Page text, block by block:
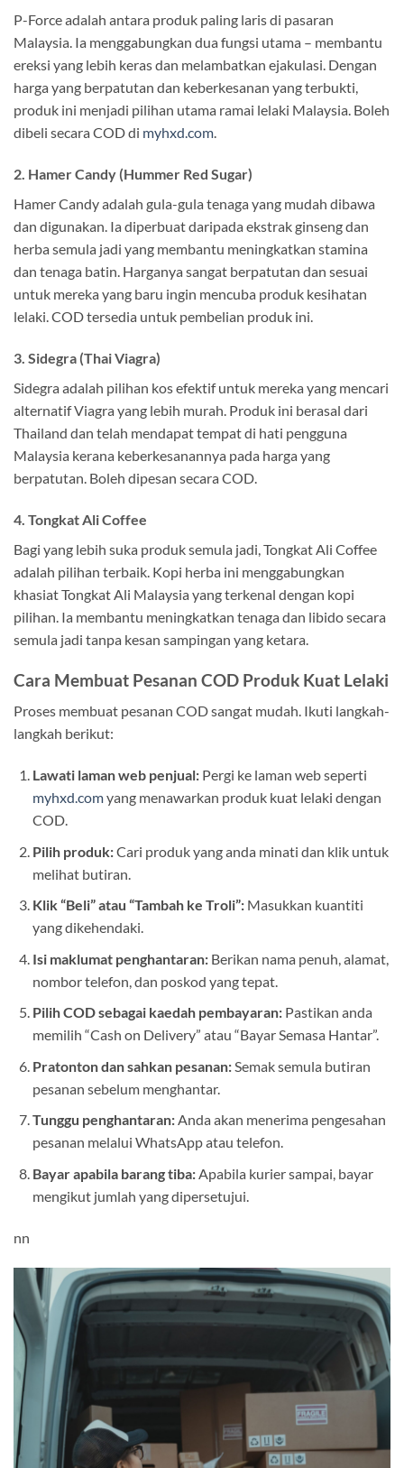
P-Force adalah antara produk paling laris di pasaran
Malaysia. Ia menggabungkan dua fungsi utama – membantu
ereksi yang lebih keras dan melambatkan ejakulasi. Dengan
harga yang berpatutan dan keberkesanan yang terbukti,
produk ini menjadi pilihan utama ramai lelaki Malaysia. Boleh
dibeli secara COD di myhxd.com.
2. Hamer Candy (Hummer Red Sugar)
Hamer Candy adalah gula-gula tenaga yang mudah dibawa
dan digunakan. Ia diperbuat daripada ekstrak ginseng dan
herba semula jadi yang membantu meningkatkan stamina
dan tenaga batin. Harganya sangat berpatutan dan sesuai
untuk mereka yang baru ingin mencuba produk kesihatan
lelaki. COD tersedia untuk pembelian produk ini.
3. Sidegra (Thai Viagra)
Sidegra adalah pilihan kos efektif untuk mereka yang mencari
alternatif Viagra yang lebih murah. Produk ini berasal dari
Thailand dan telah mendapat tempat di hati pengguna
Malaysia kerana keberkesanannya pada harga yang
berpatutan. Boleh dipesan secara COD.
4. Tongkat Ali Coffee
Bagi yang lebih suka produk semula jadi, Tongkat Ali Coffee
adalah pilihan terbaik. Kopi herba ini menggabungkan
khasiat Tongkat Ali Malaysia yang terkenal dengan kopi
pilihan. Ia membantu meningkatkan tenaga dan libido secara
semula jadi tanpa kesan sampingan yang ketara.
Cara Membuat Pesanan COD Produk Kuat Lelaki
Proses membuat pesanan COD sangat mudah. Ikuti langkah-
langkah berikut:
Lawati laman web penjual:Pergi ke laman web seperti
myhxd.comyang menawarkan produk kuat lelaki dengan
COD.
Pilih produk:Cari produk yang anda minati dan klik untuk
melihat butiran.
Klik “Beli” atau “Tambah ke Troli”:Masukkan kuantiti
yang dikehendaki.
Isi maklumat penghantaran:Berikan nama penuh, alamat,
nombor telefon, dan poskod yang tepat.
Pilih COD sebagai kaedah pembayaran:Pastikan anda
memilih “Cash on Delivery” atau “Bayar Semasa Hantar”.
Pratonton dan sahkan pesanan:Semak semula butiran
pesanan sebelum menghantar.
Tunggu penghantaran:Anda akan menerima pengesahan
pesanan melalui WhatsApp atau telefon.
Bayar apabila barang tiba:Apabila kurier sampai, bayar
mengikut jumlah yang dipersetujui.
nn